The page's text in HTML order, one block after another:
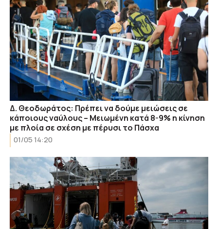
Δ. Θεοδωράτος: Πρέπει να δούμε μειώσεις σε
κάποιους ναύλους – Μειωμένη κατά 8-9% η κίνηση
με πλοία σε σχέση με πέρυσι το Πάσχα
01/05 14:20